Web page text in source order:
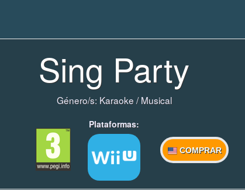
Sing Party
Género/s: Karaoke /Musical
Plataformas:
COMPRAR